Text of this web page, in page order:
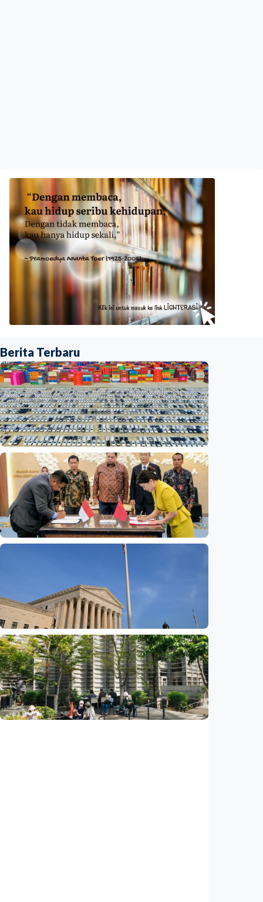
Berita Terbaru
Ekonomi
Fokus Berita – Mengapa produsen EV China
kini lebih sibuk membangun pabrik daripada
menjual mobil?
Indonesia•06 Aug 2026
Madura siap sambut investasi China 6,6
triliun rupiah untuk Kawasan Industri Baru
Indonesia•06 Aug 2026
Ekonomi
Pemerintahan Trump kembalikan 1.794
triliun rupiah tarif kepada importir AS,
dampak putusan Mahkamah Agung
Indonesia•06 Aug 2026